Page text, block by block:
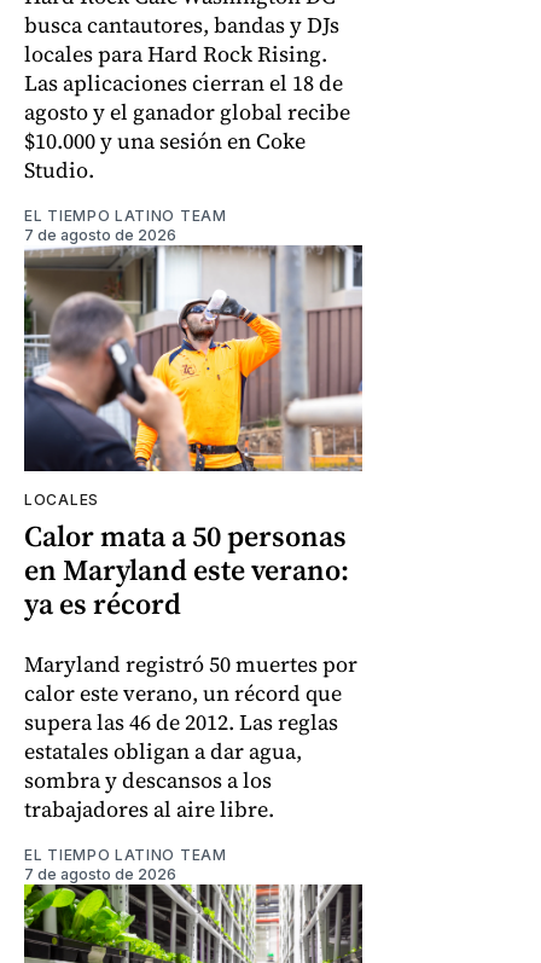
busca cantautores, bandas y DJs
locales para Hard Rock Rising.
Las aplicaciones cierran el 18 de
agosto y el ganador global recibe
$10.000 y una sesión en Coke
Studio.
EL TIEMPO LATINO TEAM
7 de agosto de 2026
LOCALES
Calor mata a 50 personas
en Maryland este verano:
ya es récord
Maryland registró 50 muertes por
calor este verano, un récord que
supera las 46 de 2012. Las reglas
estatales obligan a dar agua,
sombra y descansos a los
trabajadores al aire libre.
EL TIEMPO LATINO TEAM
7 de agosto de 2026